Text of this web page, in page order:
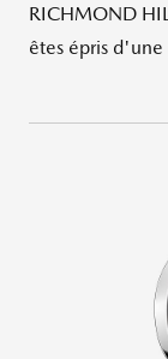
RICHMOND
êtes épris d'une